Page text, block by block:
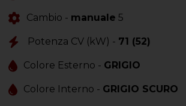
Cambio - manuale 5
Potenza CV (kW) - 71 (52)
Colore Esterno - GRIGIO
Colore Interno - GRIGIO SCURO